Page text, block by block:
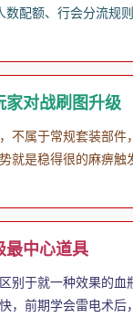
配额、行会分流
家对战刷图升级
不属于常规套装部
就是稳得很的麻痹
最中心道具
别于就一种效果的
，前期学会雷电术